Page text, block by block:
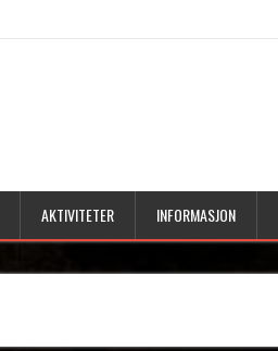
AKTIVITETER INFORMASJON